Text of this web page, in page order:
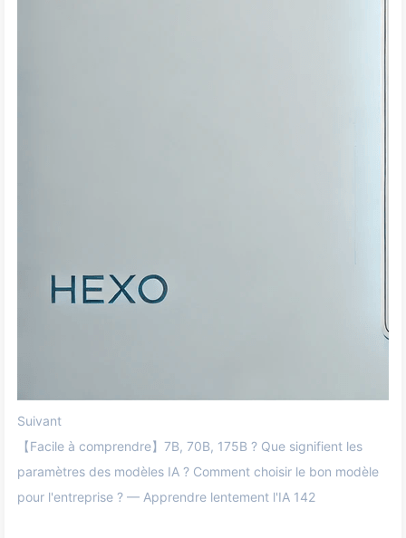
Suivant
【Facile à comprendre】7B, 70B, 175B ? Que signifient les
paramètres des modèles IA ? Comment choisir le bon modèle
pour l'entreprise ? — Apprendre lentement l'IA 142